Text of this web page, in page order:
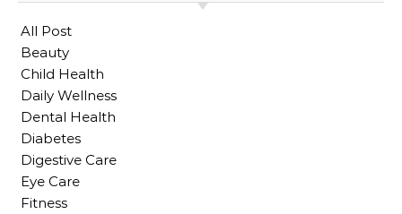
All Post
Beauty
Child Health
Daily Wellness
Dental Health
Diabetes
Digestive Care
Eye Care
Fitness